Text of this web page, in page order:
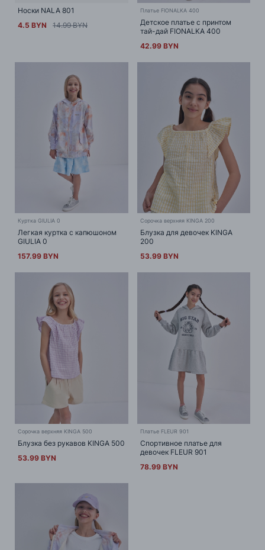
Носки NALA 801
4.5 BYN
14.99 BYN
Платье FIONALKA 400
Детское платье с принтом
тай-дай FIONALKA 400
42.99 BYN
Куртка GIULIA 0
Легкая куртка с капюшоном
GIULIA 0
157.99 BYN
Сорочка верхняя KINGA 200
Блузка для девочек KINGA
200
53.99 BYN
Сорочка верхняя KINGA 500
Блузка без рукавов KINGA 500
53.99 BYN
Платье FLEUR 901
Спортивное платье для
девочек FLEUR 901
78.99 BYN